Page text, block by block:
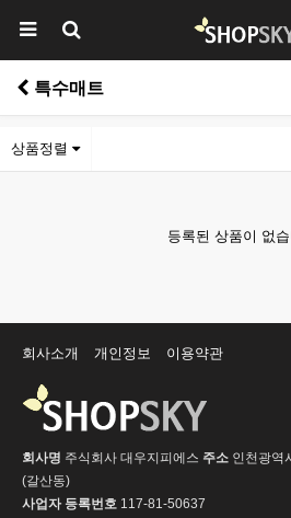
특수매트
상품정렬
등록된 상품이 없
회사소개 개인정보 이용약관
회사명 주식회사 대우지피에스 주소 인천광역
(갈산동)
사업자 등록번호 117-81-50637